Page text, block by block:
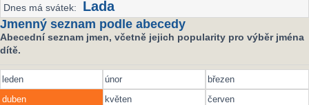
Dnes má svátek: Lada
Jmenný seznam podle abecedy
Abecední seznam jmen, včetně jejich popularity pro výběr jména
dítě.
leden únor
březen
duben
květen
červen